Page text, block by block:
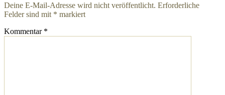
Deine E-Mail-Adresse wird nicht veröffentlicht. Erforderliche
Felder sind mit * markiert
Kommentar *